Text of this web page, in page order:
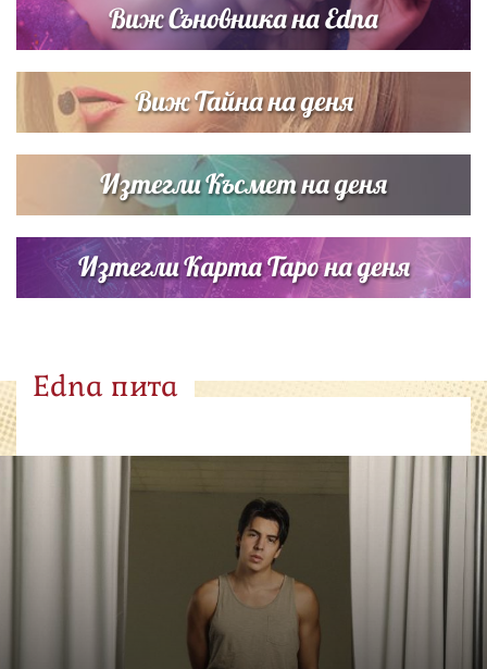
Виж Съновника на Edna
Виж Тайна на деня
Изтегли Късмет на деня
Изтегли Карта Таро на деня
Edna пита